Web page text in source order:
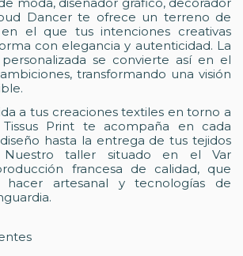
Dancer te ofrece un terreno de
el que tus intenciones creativas
con elegancia y autenticidad. La
se convierte así en el
transformando una visión
a tus creaciones textiles en torno a
Print te acompaña en cada
hasta la entrega de tus tejidos
Nuestro taller situado en el Var
francesa de calidad, que
hacer artesanal y tecnologías de